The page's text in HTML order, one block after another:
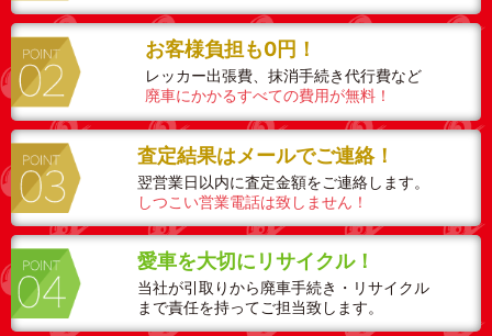
お客様負担も0円！
レッカー出張費、抹消手続き代行費など
廃車にかかるすべての費用が無料！
査定結果はメールでご連絡！
翌営業日以内に査定金額をご連絡します。
しつこい営業電話は致しません！
愛車を大切にリサイクル！
当社が引取りから廃車手続き・リサイクル
まで責任を持ってご担当致します。